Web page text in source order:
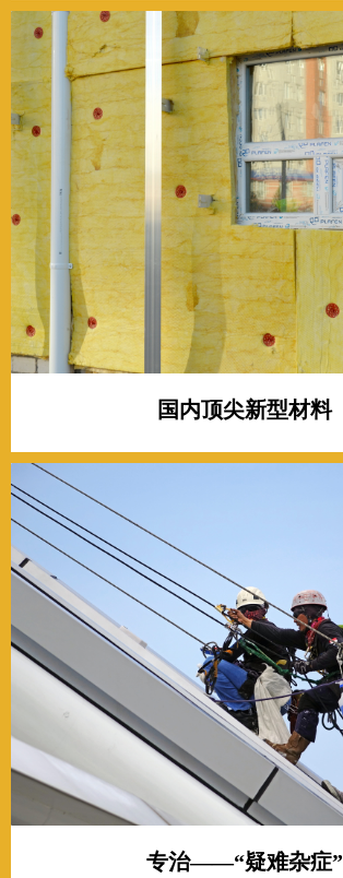
国内顶尖新型材料
专治——“疑难杂症”